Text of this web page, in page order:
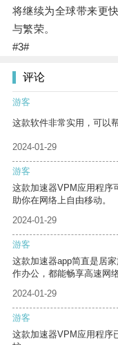
将继续为全球带来更
与繁荣。
#3#
评论
游客
这款软件非常实用，可以
2024-01-29
游客
这款加速器VPM应用程序
助你在网络上自由移动。
2024-01-29
游客
这款加速器app简直是居
作办公，都能畅享高速网
2024-01-29
游客
这款加速器VPM应用程序